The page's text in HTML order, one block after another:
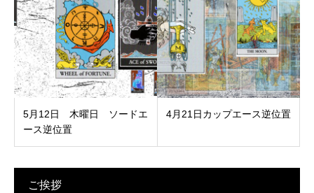
5月12日 木曜日 ソードエ
ース逆位置
4月21日カップエース逆位置
ご挨拶